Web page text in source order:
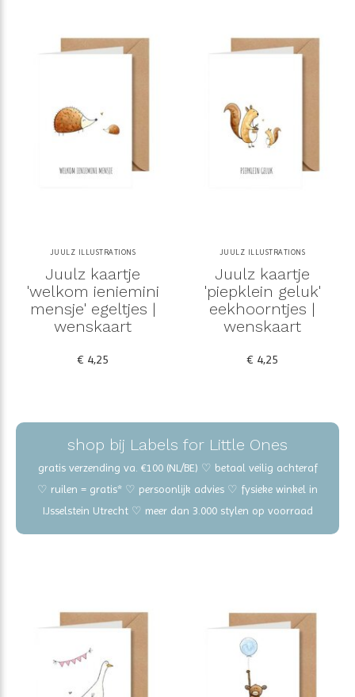
JUULZ ILLUSTRATIONS
Juulz kaartje
'welkom ieniemini
mensje' egeltjes |
wenskaart
€ 4,25
JUULZ ILLUSTRATIONS
Juulz kaartje
'piepklein geluk'
eekhoorntjes |
wenskaart
€ 4,25
shop bij Labels for Little Ones
gratis verzending va. €100 (NL/BE) ♡ betaal veilig achteraf
♡ ruilen = gratis* ♡ persoonlijk advies ♡ fysieke winkel in
IJsselstein Utrecht ♡ meer dan 3.000 stylen op voorraad